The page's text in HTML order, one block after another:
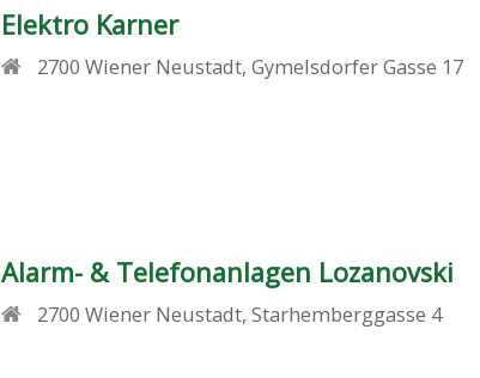
Elektro Karner
2700 Wiener Neustadt,Gymelsdorfer Gasse 17
Alarm- & Telefonanlagen Lozanovski
2700 Wiener Neustadt,Starhemberggasse 4